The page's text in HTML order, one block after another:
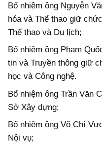
Bổ nhiệm ông Nguyễn
hóa và Thể thao giữ
Thể thao và Du lịch;
Bổ nhiệm ông Phạm
tin và Truyền thông giữ
học và Công nghệ.
Bổ nhiệm ông Trần Văn
Sở Xây dựng;
Bổ nhiệm ông Võ Chí
Nội vụ;